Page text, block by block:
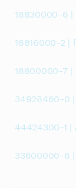
18830000-6 |
18816000-2 |
18800000-7 |
34928460-0 |
44424300-1 |
33600000-6 |